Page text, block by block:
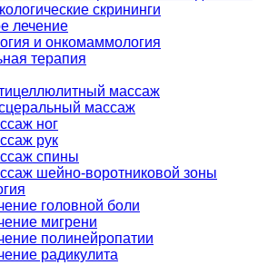
скрининги
лечение
и онкомаммология
терапия
массаж
массаж
ног
рук
спины
шейно-воротниковой зоны
головной боли
мигрени
полинейропатии
радикулита